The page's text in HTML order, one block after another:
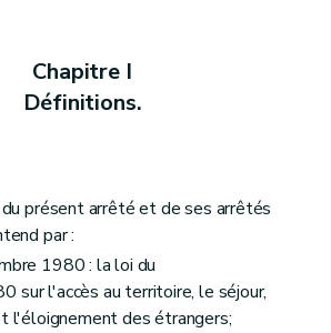
Chapitre I
Définitions.
présent arrêté et de ses arrêtés
par :
1980 : la loi du
sur l'accès au territoire, le séjour,
l'éloignement des étrangers;